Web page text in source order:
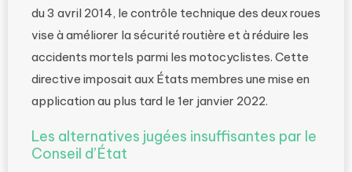
du 3 avril 2014, le contrôle technique des deux roues
vise à améliorer la sécurité routière et à réduire les
accidents mortels parmi les motocyclistes. Cette
directive imposait aux États membres une mise en
application au plus tard le 1er janvier 2022.
Les alternatives jugées insuffisantes par le
Conseil d’État